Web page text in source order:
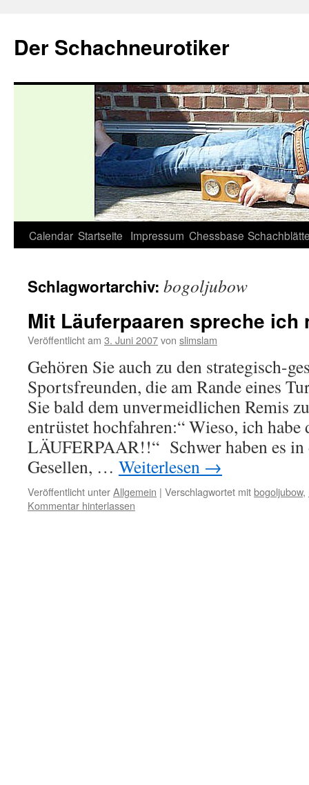
springen
Der Schachneurotiker
Calendar Startseite Impressum Chessbase
Schlagwortarchiv: bogoljubow
Mit Läuferpaaren spreche ich
Veröffentlicht am 3. Juni 2007von slimslam
Gehören Sie auch zu den strategisch-
Sportsfreunden, die am Rande eines
Sie bald dem unvermeidlichen Remis
entrüstet hochfahren:“ Wieso, ich habe
LÄUFERPAAR!!“ Schwer haben es in
Gesellen, … Weiterlesen →
Veröffentlicht unterAllgemein | Verschlagwortet mitbogoljubow,
Kommentar hinterlassen